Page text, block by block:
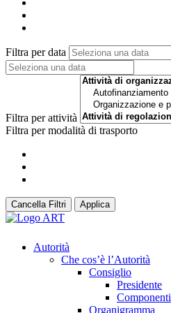
Filtra per data
Filtra per attività
Filtra per modalità di trasporto
Cancella Filtri Applica
Autorità
Che cos’è l’Autorità
Consiglio
Presidente
Componenti
Organigramma